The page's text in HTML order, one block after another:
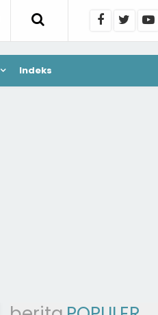
Indeks